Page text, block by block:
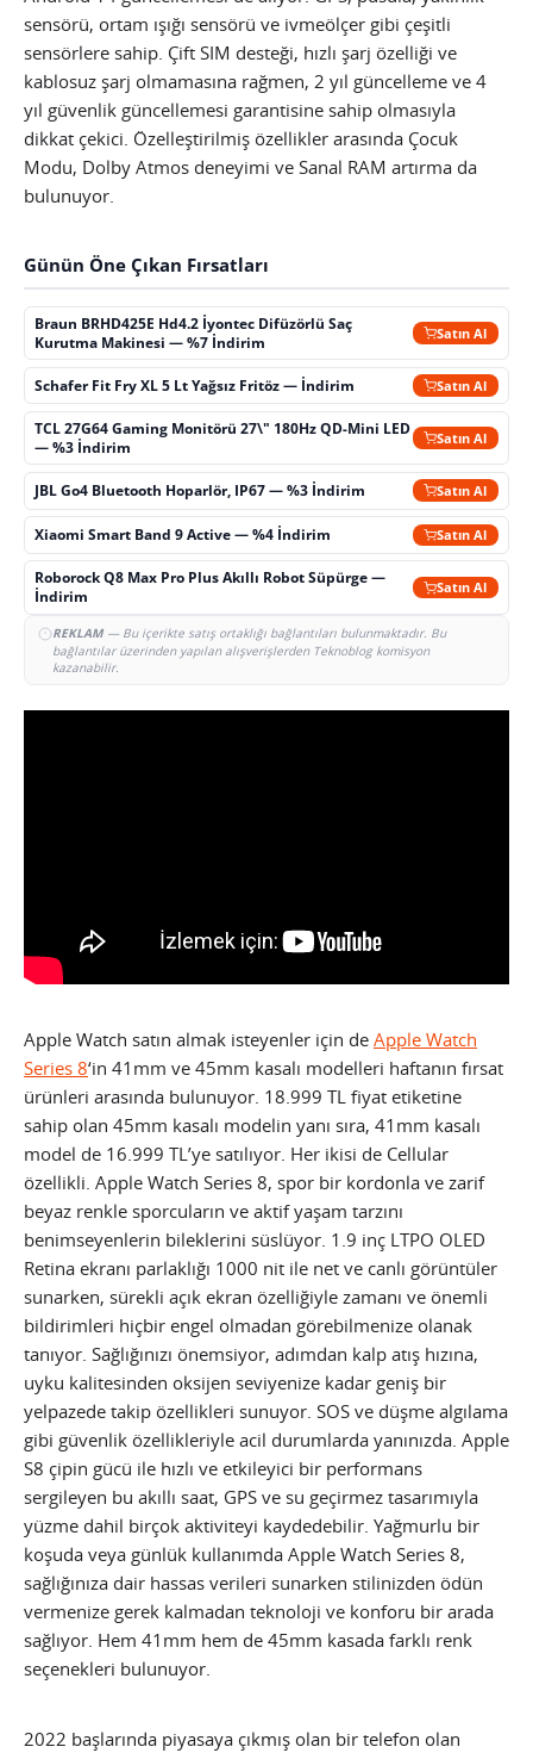
sensörü, ortam ışığı sensörü ve ivmeölçer gibi çeşitli
sensörlere sahip. Çift SIM desteği, hızlı şarj özelliği ve
kablosuz şarj olmamasına rağmen, 2 yıl güncelleme ve 4
yıl güvenlik güncellemesi garantisine sahip olmasıyla
dikkat çekici. Özelleştirilmiş özellikler arasında Çocuk
Modu, Dolby Atmos deneyimi ve Sanal RAM artırma da
bulunuyor.
Günün Öne Çıkan Fırsatları
Braun BRHD425E Hd4.2 İyontec Difüzörlü Saç
Kurutma Makinesi — %7 İndirim
Satın Al
Schafer Fit Fry XL 5 Lt Yağsız Fritöz — İndirim Satın Al
TCL 27G64 Gaming Monitörü 27\" 180Hz QD-Mini LED
— %3 İndirim
Satın Al
JBL Go4 Bluetooth Hoparlör, IP67 — %3 İndirim Satın Al
Xiaomi Smart Band 9 Active — %4 İndirim Satın Al
Roborock Q8 Max Pro Plus Akıllı Robot Süpürge —
İndirim
Satın Al
REKLAM— Bu içerikte satış ortaklığı bağlantıları bulunmaktadır. Bu
bağlantılar üzerinden yapılan alışverişlerden Teknoblog komisyon
kazanabilir.
Apple Watch satın almak isteyenler için de Apple Watch
Series 8‘in 41mm ve 45mm kasalı modelleri haftanın fırsat
ürünleri arasında bulunuyor. 18.999 TL fiyat etiketine
sahip olan 45mm kasalı modelin yanı sıra, 41mm kasalı
model de 16.999 TL’ye satılıyor. Her ikisi de Cellular
özellikli. Apple Watch Series 8, spor bir kordonla ve zarif
beyaz renkle sporcuların ve aktif yaşam tarzını
benimseyenlerin bileklerini süslüyor. 1.9 inç LTPO OLED
Retina ekranı parlaklığı 1000 nit ile net ve canlı görüntüler
sunarken, sürekli açık ekran özelliğiyle zamanı ve önemli
bildirimleri hiçbir engel olmadan görebilmenize olanak
tanıyor. Sağlığınızı önemsiyor, adımdan kalp atış hızına,
uyku kalitesinden oksijen seviyenize kadar geniş bir
yelpazede takip özellikleri sunuyor. SOS ve düşme algılama
gibi güvenlik özellikleriyle acil durumlarda yanınızda. Apple
S8 çipin gücü ile hızlı ve etkileyici bir performans
sergileyen bu akıllı saat, GPS ve su geçirmez tasarımıyla
yüzme dahil birçok aktiviteyi kaydedebilir. Yağmurlu bir
koşuda veya günlük kullanımda Apple Watch Series 8,
sağlığınıza dair hassas verileri sunarken stilinizden ödün
vermenize gerek kalmadan teknoloji ve konforu bir arada
sağlıyor. Hem 41mm hem de 45mm kasada farklı renk
seçenekleri bulunuyor.
2022 başlarında piyasaya çıkmış olan bir telefon olan